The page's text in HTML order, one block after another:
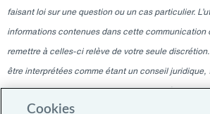
faisant loi sur une question ou un cas particulier.
informations contenues dans cette communication
remettre à celles-ci relève de votre seule
être interprétées comme étant un conseil
Veuillez consulter votre professionnel indépendant
informations contenues dans ce blogue sont
Cookies